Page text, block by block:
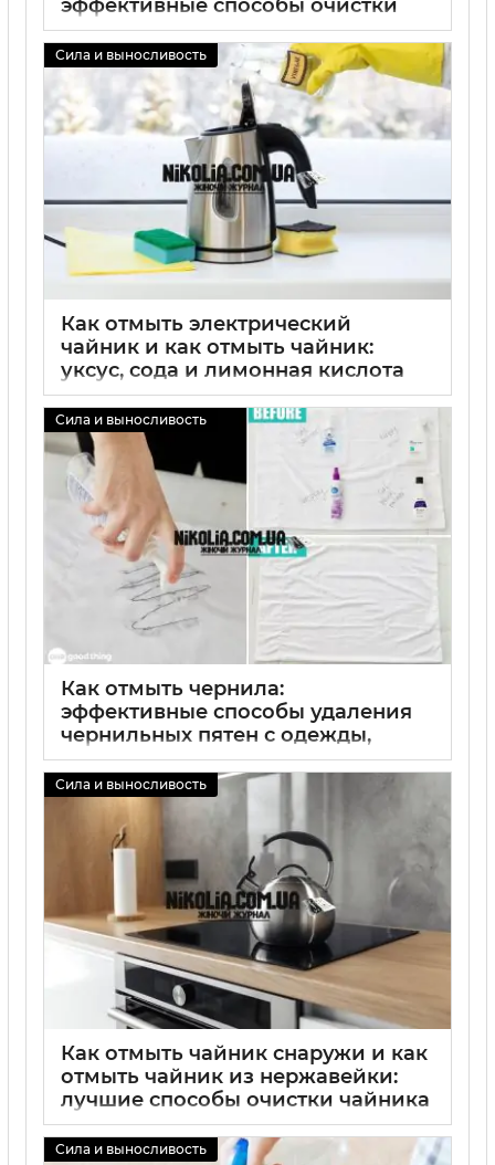
эффективные способы очистки
брусчатки от цемента, чем
удалить цементные пятна с
тротуарной плитки, советы по
быстрой очистке
02 09 2025
Сила и выносливость
Как отмыть электрический
чайник и как отмыть чайник:
уксус, сода и лимонная кислота
для простой очистки накипи
02 09 2025 0
Сила и выносливость
Как отмыть чернила:
эффективные способы удаления
чернильных пятен с одежды,
ткани, кожи, стекла и бумаги
02 09 2025 0
Сила и выносливость
Как отмыть чайник снаружи и как
отмыть чайник из нержавейки:
лучшие способы очистки чайника
из нержавеющей стали, чистка
чайника и нержавейки, лимонная
Сила и выносливость